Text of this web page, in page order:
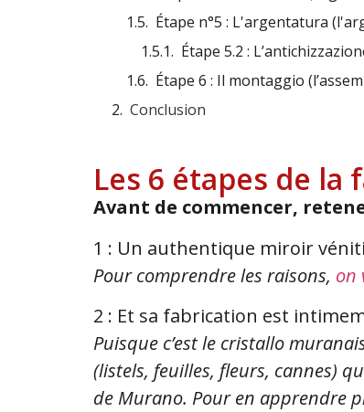
Étape n°5 : L'argentatura
Étape 5.2 :
Étape 6 : Il montaggio
Conclusion
Les 6 étapes de
Avant de commencer,
1 : Un authentique miroir
Pour comprendre les raisons, on
2 : Et sa fabrication est
Puisque c’est le cristallo
(listels, feuilles, fleurs, cannes)
de Murano. Pour en apprendre